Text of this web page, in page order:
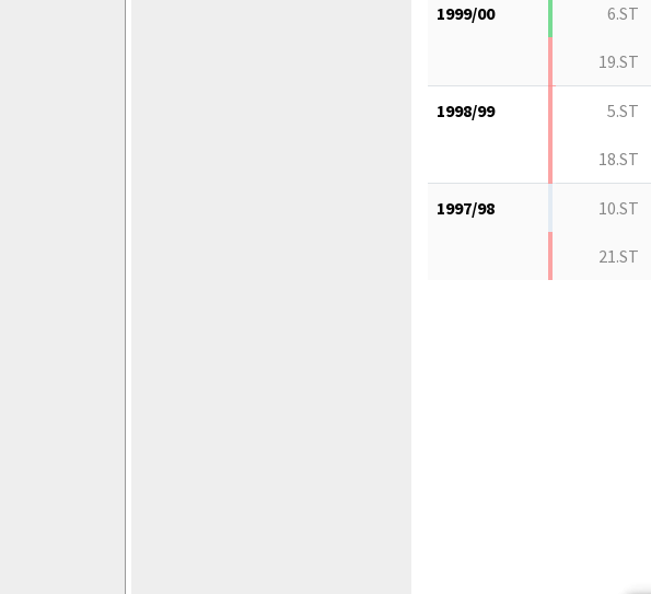
1999/00 6.ST
19.ST
1998/99 5.ST
18.ST
1997/98 10.ST
21.ST